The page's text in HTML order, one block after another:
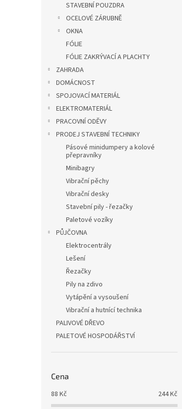
STAVEBNÍ POUZDRA
OCELOVÉ ZÁRUBNĚ
OKNA
FÓLIE
FÓLIE ZAKRÝVACÍ A PLACHTY
ZAHRADA
DOMÁCNOST
SPOJOVACÍ MATERIÁL
ELEKTROMATERIÁL
PRACOVNÍ ODĚVY
PRODEJ STAVEBNÍ TECHNIKY
Pásové minidumpery a kolové
přepravníky
Minibagry
Vibrační pěchy
Vibrační desky
Stavební pily - řezačky
Paletové vozíky
PŮJČOVNA
Elektrocentrály
Lešení
Řezačky
Pily na zdivo
Vytápění a vysoušení
Vibrační a hutnící technika
PALIVOVÉ DŘEVO
PALETOVÉ HOSPODÁŘSTVÍ
Cena
88 Kč 244Kč